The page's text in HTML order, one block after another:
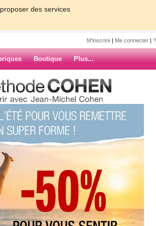
des services
M'inscrire | Me connecter |
Boutique Plus...
ARCHIVES